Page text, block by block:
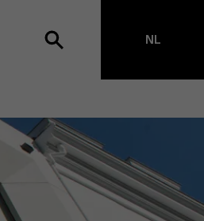
blijven op het vlak van
uitgebreide
omtrent
Dit doen we zowel
door samen met partners
NL
EN